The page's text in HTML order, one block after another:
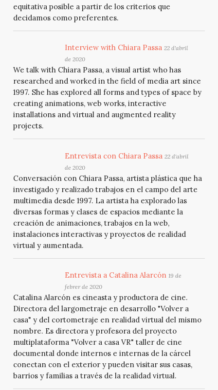
equitativa posible a partir de los criterios que
decidamos como preferentes.
Interview with Chiara Passa 22 d'abril
de 2020
We talk with Chiara Passa, a visual artist who has
researched and worked in the field of media art since
1997. She has explored all forms and types of space by
creating animations, web works, interactive
installations and virtual and augmented reality
projects.
Entrevista con Chiara Passa 22 d'abril
de 2020
Conversación con Chiara Passa, artista plástica que ha
investigado y realizado trabajos en el campo del arte
multimedia desde 1997. La artista ha explorado las
diversas formas y clases de espacios mediante la
creación de animaciones, trabajos en la web,
instalaciones interactivas y proyectos de realidad
virtual y aumentada.
Entrevista a Catalina Alarcón 19 de
febrer de 2020
Catalina Alarcón es cineasta y productora de cine.
Directora del largometraje en desarrollo "Volver a
casa" y del cortometraje en realidad virtual del mismo
nombre. Es directora y profesora del proyecto
multiplataforma "Volver a casa VR" taller de cine
documental donde internos e internas de la cárcel
conectan con el exterior y pueden visitar sus casas,
barrios y familias a través de la realidad virtual.